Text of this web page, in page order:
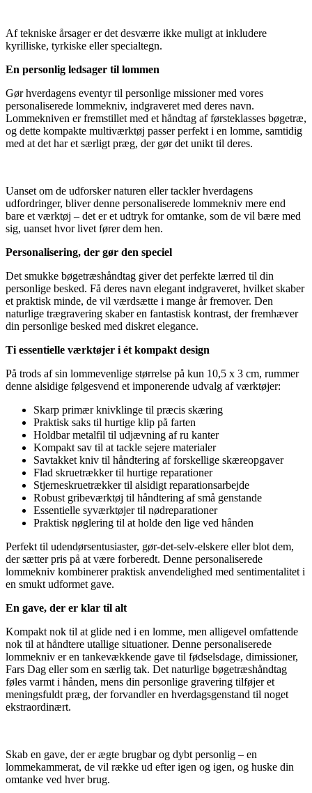
Af tekniske årsager er det desværre ikke muligt at inkludere
kyrilliske, tyrkiske eller specialtegn.
En personlig ledsager til lommen
Gør hverdagens eventyr til personlige missioner med vores
personaliserede lommekniv, indgraveret med deres navn.
Lommekniven er fremstillet med et håndtag af førsteklasses bøgetræ,
og dette kompakte multiværktøj passer perfekt i en lomme, samtidig
med at det har et særligt præg, der gør det unikt til deres.
Uanset om de udforsker naturen eller tackler hverdagens
udfordringer, bliver denne personaliserede lommekniv mere end
bare et værktøj – det er et udtryk for omtanke, som de vil bære med
sig, uanset hvor livet fører dem hen.
Personalisering, der gør den speciel
Det smukke bøgetræshåndtag giver det perfekte lærred til din
personlige besked. Få deres navn elegant indgraveret, hvilket skaber
et praktisk minde, de vil værdsætte i mange år fremover. Den
naturlige trægravering skaber en fantastisk kontrast, der fremhæver
din personlige besked med diskret elegance.
Ti essentielle værktøjer i ét kompakt design
På trods af sin lommevenlige størrelse på kun 10,5 x 3 cm, rummer
denne alsidige følgesvend et imponerende udvalg af værktøjer:
Skarp primær knivklinge til præcis skæring
Praktisk saks til hurtige klip på farten
Holdbar metalfil til udjævning af ru kanter
Kompakt sav til at tackle sejere materialer
Savtakket kniv til håndtering af forskellige skæreopgaver
Flad skruetrækker til hurtige reparationer
Stjerneskruetrækker til alsidigt reparationsarbejde
Robust gribeværktøj til håndtering af små genstande
Essentielle syværktøjer til nødreparationer
Praktisk nøglering til at holde den lige ved hånden
Perfekt til udendørsentusiaster, gør-det-selv-elskere eller blot dem,
der sætter pris på at være forberedt. Denne personaliserede
lommekniv kombinerer praktisk anvendelighed med sentimentalitet i
en smukt udformet gave.
En gave, der er klar til alt
Kompakt nok til at glide ned i en lomme, men alligevel omfattende
nok til at håndtere utallige situationer. Denne personaliserede
lommekniv er en tankevækkende gave til fødselsdage, dimissioner,
Fars Dag eller som en særlig tak. Det naturlige bøgetræshåndtag
føles varmt i hånden, mens din personlige gravering tilføjer et
meningsfuldt præg, der forvandler en hverdagsgenstand til noget
ekstraordinært.
Skab en gave, der er ægte brugbar og dybt personlig – en
lommekammerat, de vil række ud efter igen og igen, og huske din
omtanke ved hver brug.